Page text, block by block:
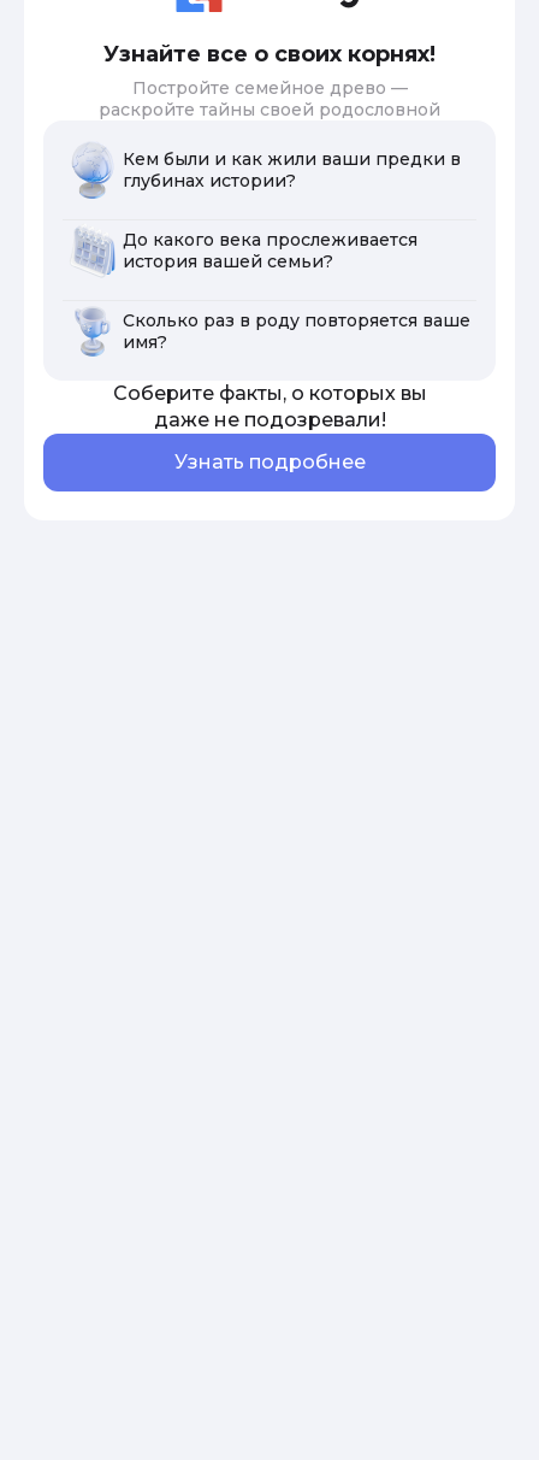
Узнайте все о своих корнях!
Постройте семейное древо —
раскройте тайны своей родословной
Кем были и как жили ваши предки в
глубинах истории?
До какого века прослеживается
история вашей семьи?
Сколько раз в роду повторяется ваше
имя?
Соберите факты, о которых вы
даже не подозревали!
Узнать подробнее